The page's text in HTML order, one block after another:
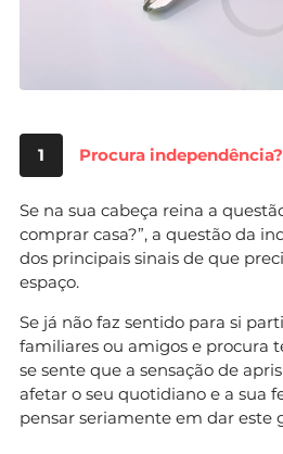
1 Procura independência?
Se na sua cabeça reina a
comprar casa?”, a questão da
dos principais sinais de que
espaço.
Se já não faz sentido para si
familiares ou amigos e procura
se sente que a sensação de
afetar o seu quotidiano e a sua
pensar seriamente em dar este